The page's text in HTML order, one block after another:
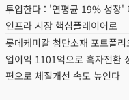
투입한다 : '연평균 19% 성장'
인프라 시장 핵심플레이어로
롯데케미칼 첨단소재 포트폴
업이익 1101억으로 흑자전환
편으로 체질개선 속도 높인다